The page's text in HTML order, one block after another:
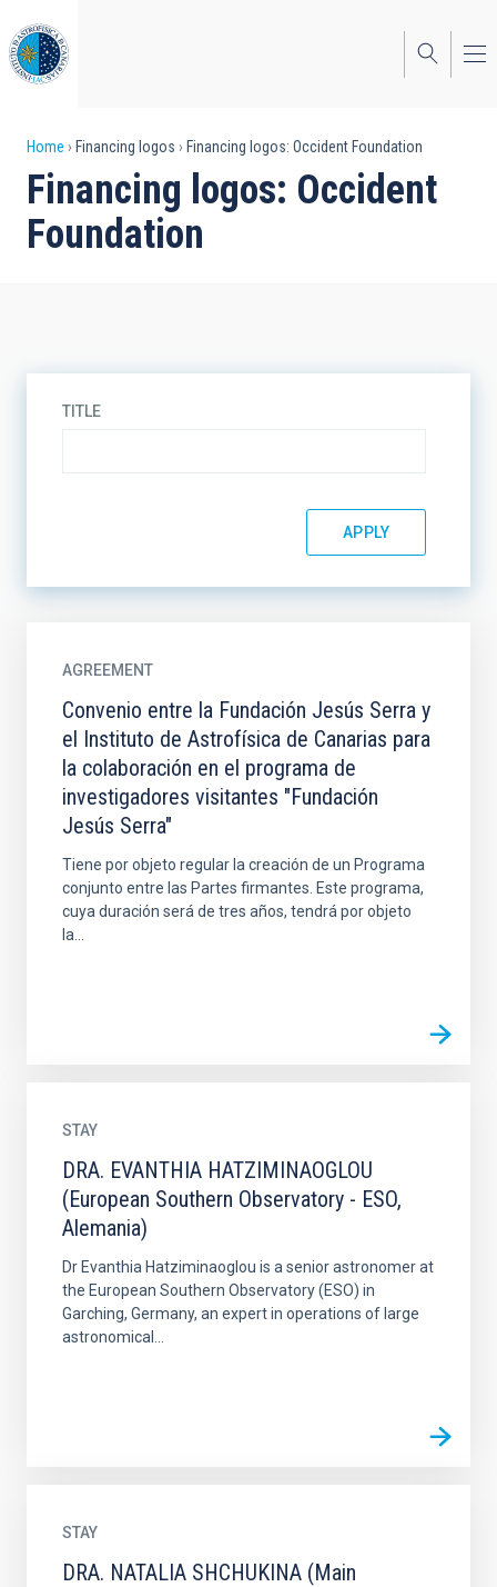
to
main
content
Breadcrumb
Home Financing logos Financing logos: Occident Foundation
Financing logos: Occident
Foundation
TITLE
AGREEMENT
Convenio entre la Fundación Jesús Serra y
el Instituto de Astrofísica de Canarias para
la colaboración en el programa de
investigadores visitantes "Fundación
Jesús Serra"
Tiene por objeto regular la creación de un Programa
conjunto entre las Partes firmantes. Este programa,
cuya duración será de tres años, tendrá por objeto
la...
STAY
DRA. EVANTHIA HATZIMINAOGLOU
(European Southern Observatory - ESO,
Alemania)
Dr Evanthia Hatziminaoglou is a senior astronomer at
the European Southern Observatory (ESO) in
Garching, Germany, an expert in operations of large
astronomical...
STAY
DRA. NATALIA SHCHUKINA (Main